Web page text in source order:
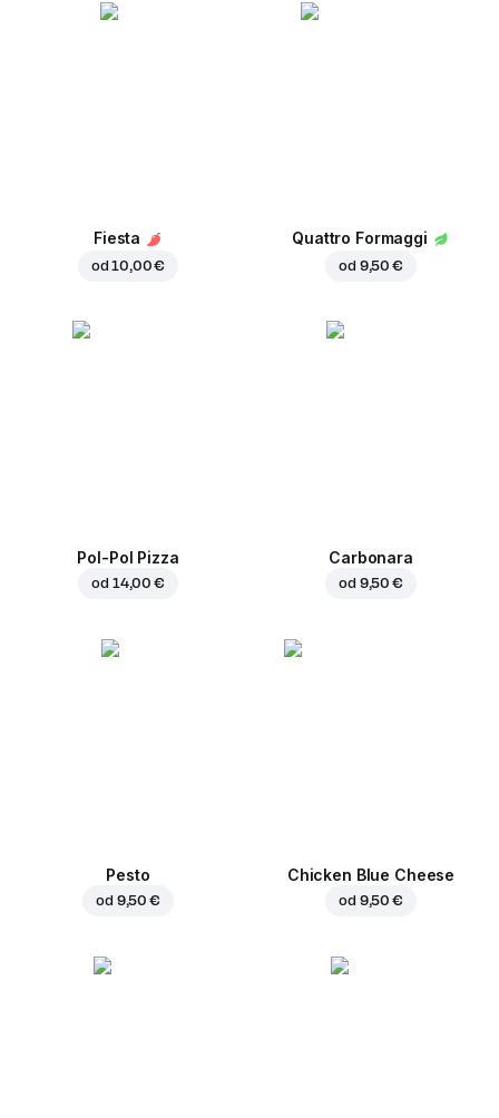
Fiesta
od10,00 €
Quattro Formaggi
od 9,50 €
Pol-Pol Pizza
od 14,00 €
Carbonara
od 9,50 €
Pesto
od 9,50 €
Chicken Blue Cheese
od 9,50 €